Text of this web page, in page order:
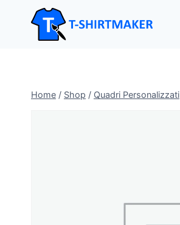
contenuto
Home / Shop / Quadri Personalizzati